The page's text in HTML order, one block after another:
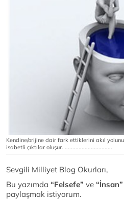
Kendine/orijine dair fark ettiklerini akıl
isabetli çıktılar oluşur. ...............................
Sevgili Milliyet Blog Okurları,
Bu yazımda “Felsefe” ve “İnsan”
paylaşmak istiyorum.